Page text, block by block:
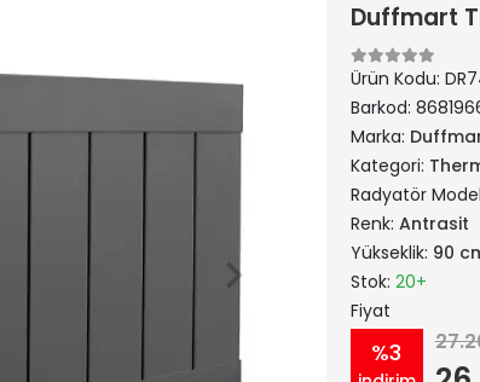
Duffmart
Ürün Kodu:
Barkod:
Marka:
Kategori:
Radyatör
Renk: Antrasit
Yükseklik: 90
Stok: 20+
Fiyat
%3